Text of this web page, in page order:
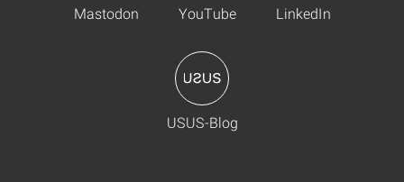
Mastodon YouTube LinkedIn
USUS-Blog